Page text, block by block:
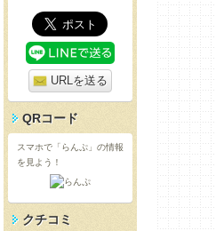
URLを送る
QRコード
スマホで「らんぷ」の情報
を見よう！
クチコミ